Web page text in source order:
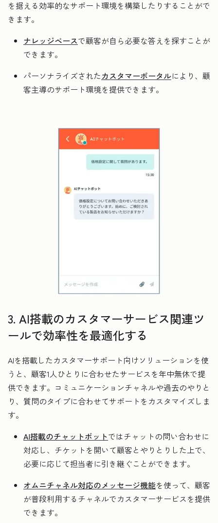
を据える効率的なサポート環境を構築したりすることがで
きます。
ナレッジベースで顧客が自ら必要な答えを探すことが
できます。
パーソナライズされたカスタマーポータルにより、顧
客主導のサポート環境を提供できます。
3. AI搭載のカスタマーサービス関連ツ
ールで効率性を最適化する
AIを搭載したカスタマーサポート向けソリューションを使
うと、顧客1人ひとりに合わせたサービスを年中無休で提
供できます。コミュニケーションチャネルや過去のやりと
り、質問のタイプに合わせてサポートをカスタマイズしま
す。
AI搭載のチャットボットではチャットの問い合わせに
対応し、チケットを開いて顧客とやりとりした上で、
必要に応じて担当者に引き継ぐことができます。
オムニチャネル対応のメッセージ機能を使って、顧客
が普段利用するチャネルでカスタマーサービスを提供
できます。